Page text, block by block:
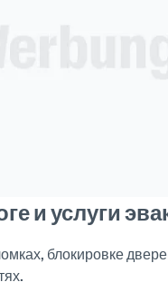
и услуги
блокировке